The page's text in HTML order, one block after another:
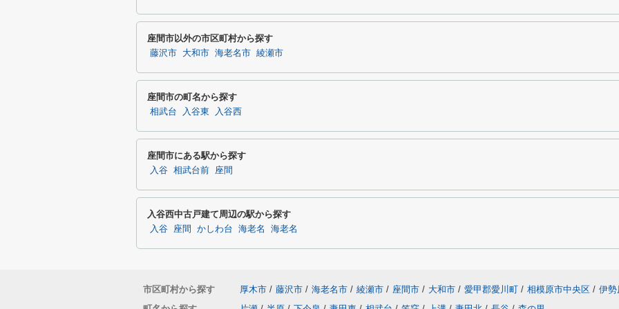
座間市以外の市区町村から探す
藤沢市 大和市 海老名市 綾瀬市
座間市の町名から探す
相武台 入谷東 入谷西
座間市にある駅から探す
入谷 相武台前 座間
入谷西中古戸建て周辺の駅から探す
入谷 座間 かしわ台 海老名 海老名
市区町村から探す 厚木市 / 藤沢市 / 海老名市 / 綾瀬市 / 座間市 / 大和市 / 愛甲郡愛川町 / 相模原市中央区 / 伊勢